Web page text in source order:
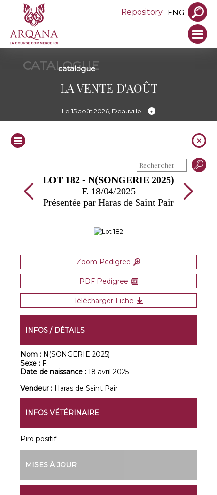
Repository ENG
CATALOGUE
catalogue
LA VENTE D'AOÛT
Le 15 août 2026, Deauville
LOT 182 - N(SONGERIE 2025)
F. 18/04/2025
Présentée par Haras de Saint Pair
Zoom Pedigree
PDF Pedigree
Télécharger Fiche
INFOS / DÉTAILS
Nom : N(SONGERIE 2025)
Sexe : F.
Date de naissance :18 avril 2025
Vendeur : Haras de Saint Pair
INFOS VÉTÉRINAIRE
Piro positif
MISES À JOUR